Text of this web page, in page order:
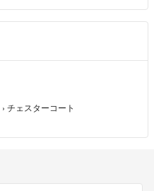
› チェスターコート